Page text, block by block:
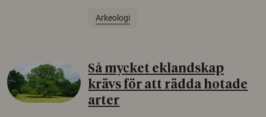
Arkeologi
Så mycket eklandskap
krävs för att rädda hotade
arter